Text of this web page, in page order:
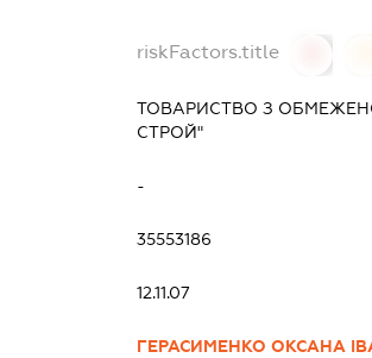
riskFactors.title
ТОВАРИСТВО З
СТРОЙ"
-
35553186
12.11.07
ГЕРАСИМЕНКО ОКСАНА